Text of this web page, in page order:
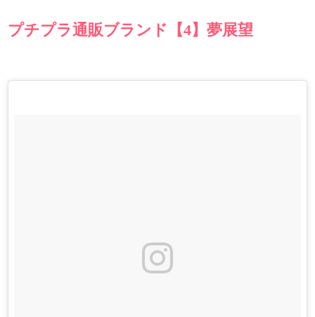
プチプラ通販ブランド【4】夢展望